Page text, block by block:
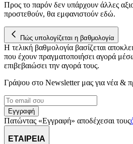
Προς το παρόν δεν υπάρχουν άλλες
προστεθούν, θα εμφανιστούν εδώ.
Πώς υπολογίζεται η βαθμολογία
Η τελική βαθμολογία βασίζεται
που έχουν πραγματοποιήσει αγορά
επιβεβαιώσει την αγορά τους.
Γράψου στο Νewsletter μας για νέα &
Εγγραφή
Πατώντας «Εγγραφή» αποδέχεσαι τους
ΕΤΑΙΡΕΙΑ